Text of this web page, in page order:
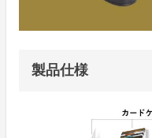
製品仕様